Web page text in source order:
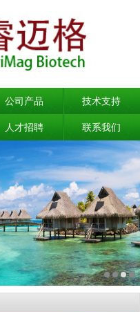
公司产品 技术支持
人才招聘 联系我们